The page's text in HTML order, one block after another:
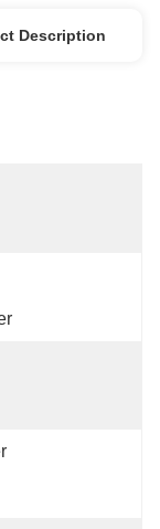
Description